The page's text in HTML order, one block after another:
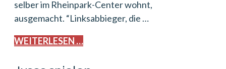
selber im Rheinpark-Center wohnt,
ausgemacht. “Linksabbieger, die …
WEITERLESEN …